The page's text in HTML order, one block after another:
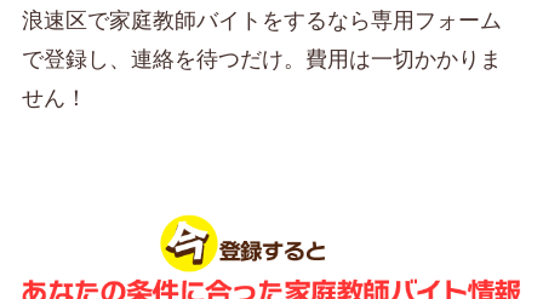
浪速区で家庭教師バイトをするなら専用フォーム
で登録し、連絡を待つだけ。費用は一切かかりま
せん！